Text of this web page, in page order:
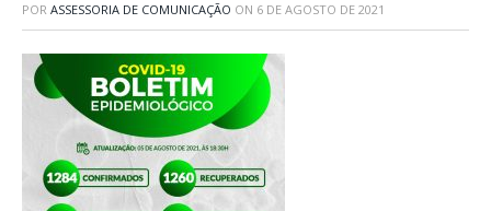
POR ASSESSORIA DE COMUNICAÇÃO ON 6 DE AGOSTO DE 2021